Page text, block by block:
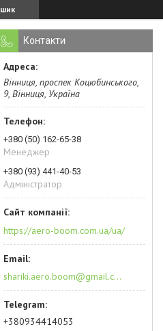
Контакти
Вінниця, проспек Коцюбинського,
9, Вінниця, Україна
+380 (50) 162-65-38
Менеджер
+380 (93) 441-40-53
Адміністратор
https://aero-boom.com.ua/ua/
shariki.aero.boom@gmail.com
+380934414053